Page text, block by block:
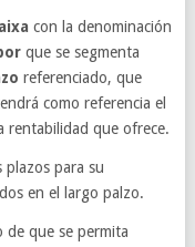
con la denominación
que se segmenta
referenciado, que
como referencia el
rentabilidad que ofrece.
plazos para su
en el largo palzo.
de que se permita